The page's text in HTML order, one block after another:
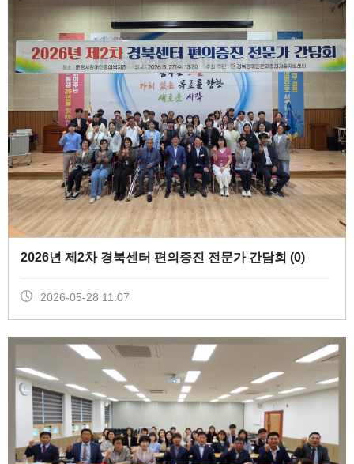
2026년 제2차 경북센터 편의증진 전문가 간담회 (0)
2026-05-28 11:07